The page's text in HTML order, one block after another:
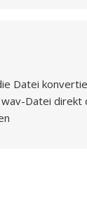
Datei
Datei direkt